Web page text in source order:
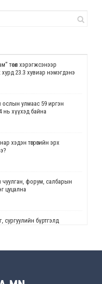
төсөл хэрэгжсэнээр
хурд 23.3 хувиар нэмэгдэнэ
ослын улмаас 59 иргэн
нь хүүхэд байна
хэдэн төгрөгийн эрх
форум, салбарын
цуцална
сургуулийн бүртгэлд